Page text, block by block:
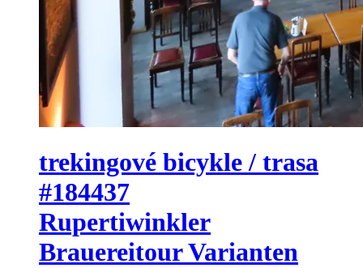
trekingové bicykle / trasa
#184437
Rupertiwinkler
Brauereitour Varianten